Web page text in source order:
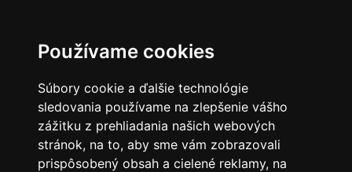
Používame cookies
Súbory cookie a ďalšie technológie
sledovania používame na zlepšenie vášho
zážitku z prehliadania našich webových
stránok, na to, aby sme vám zobrazovali
prispôsobený obsah a cielené reklamy, na